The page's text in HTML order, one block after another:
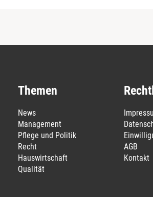
Themen
News
Management
Pflege und Politik
Recht
Hauswirtschaft
Qualität
AGB
Kontakt